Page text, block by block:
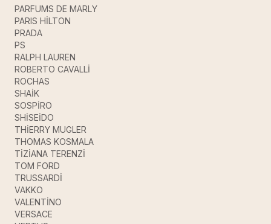
PARFUMS DE MARLY
PARIS HİLTON
PRADA
PS
RALPH LAUREN
ROBERTO CAVALLİ
ROCHAS
SHAİK
SOSPİRO
SHİSEİDO
THİERRY MUGLER
THOMAS KOSMALA
TİZİANA TERENZİ
TOM FORD
TRUSSARDİ
VAKKO
VALENTİNO
VERSACE